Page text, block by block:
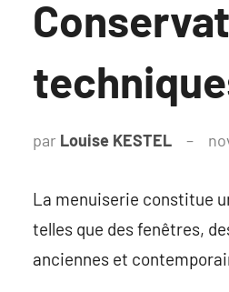
par Louise KESTEL
La menuiserie constitue
telles que des fenêtres,
anciennes et